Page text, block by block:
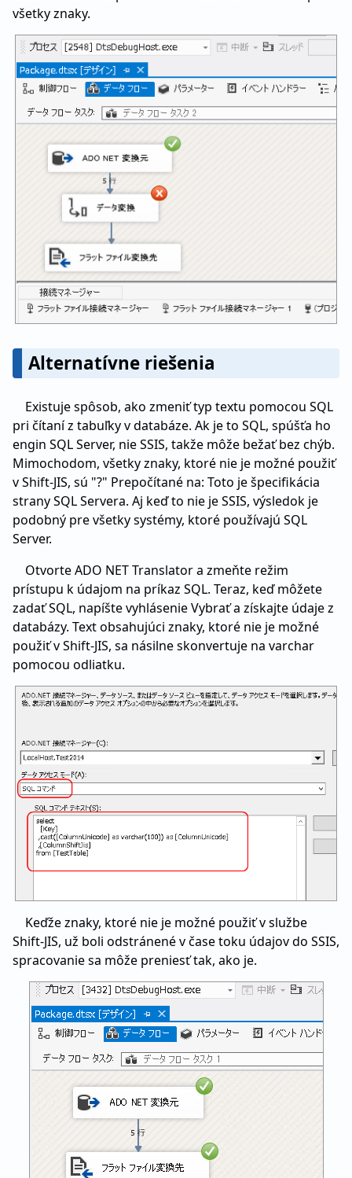
všetky znaky.
Alternatívne riešenia
Existuje spôsob, ako zmeniť typ textu pomocou SQL
pri čítaní z tabuľky v databáze. Ak je to SQL, spúšťa ho
engin SQL Server, nie SSIS, takže môže bežať bez chýb.
Mimochodom, všetky znaky, ktoré nie je možné použiť
v Shift-JIS, sú "?" Prepočítané na: Toto je špecifikácia
strany SQL Servera. Aj keď to nie je SSIS, výsledok je
podobný pre všetky systémy, ktoré používajú SQL
Server.
Otvorte ADO NET Translator a zmeňte režim
prístupu k údajom na príkaz SQL. Teraz, keď môžete
zadať SQL, napíšte vyhlásenie Vybrať a získajte údaje z
databázy. Text obsahujúci znaky, ktoré nie je možné
použiť v Shift-JIS, sa násilne skonvertuje na varchar
pomocou odliatku.
Keďže znaky, ktoré nie je možné použiť v službe
Shift-JIS, už boli odstránené v čase toku údajov do SSIS,
spracovanie sa môže preniesť tak, ako je.